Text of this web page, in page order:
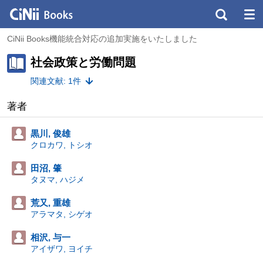
CiNii Books機能統合対応の追加実施をいたしました
社会政策と労働問題
関連文献: 1件
著者
黒川, 俊雄
クロカワ, トシオ
田沼, 肇
タヌマ, ハジメ
荒又, 重雄
アラマタ, シゲオ
相沢, 与一
アイザワ, ヨイチ